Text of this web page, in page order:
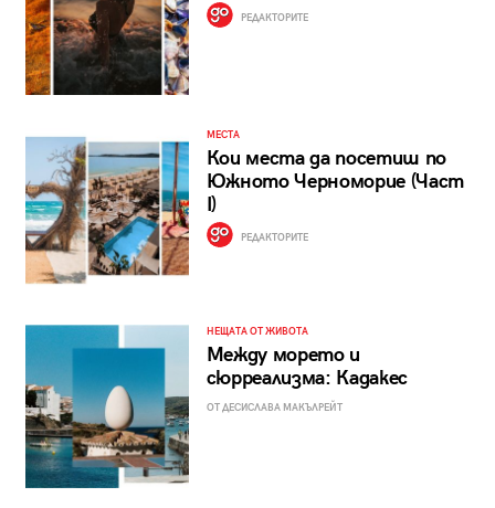
РЕДАКТОРИТЕ
МЕСТА
Кои места да посетиш по
Южното Черноморие (Част
I)
РЕДАКТОРИТЕ
НЕЩАТА ОТ ЖИВОТА
Между морето и
сюрреализма: Кадакес
ОТ ДЕСИСЛАВА МАКЪЛРЕЙТ